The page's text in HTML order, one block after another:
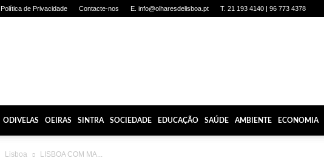
Política de Privacidade Contacte-nos E. info@olharesdelisboa.pt T. 21 193 4140 | 96 773 4378
ODIVELAS OEIRAS SINTRA SOCIEDADE EDUCAÇÃO SAÚDE AMBIENTE ECONOMIA
Lisboa LISBOA COM MA...